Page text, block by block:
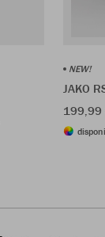
NEW!
JAKO
199,99